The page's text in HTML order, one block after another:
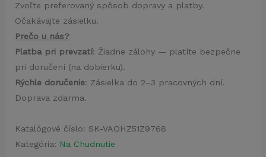
Zvoľte preferovaný spôsob dopravy a platby.
Očakávajte zásielku.
Prečo u nás?
Platba pri prevzatí: Žiadne zálohy — platíte bezpečne
pri doručení (na dobierku).
Rýchle doručenie: Zásielka do 2–3 pracovných dní.
Doprava zdarma.
Katalógové číslo: SK-VAOHZ51Z9768
Kategória: Na Chudnutie